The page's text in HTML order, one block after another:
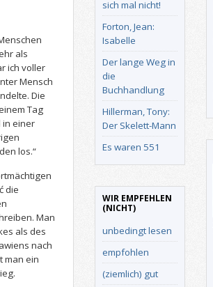
als
ich voller
Mensch
Die
Tag
in einer
los.“
die
Man
als des
nach
man ein
sich mal nicht!
Forton, Jean:
Isabelle
Der lange Weg in
die
Buchhandlung
Hillerman, Tony:
Der Skelett-Mann
Es waren 551
WIR EMPFEHLEN
(NICHT)
unbedingt lesen
empfohlen
(ziemlich) gut